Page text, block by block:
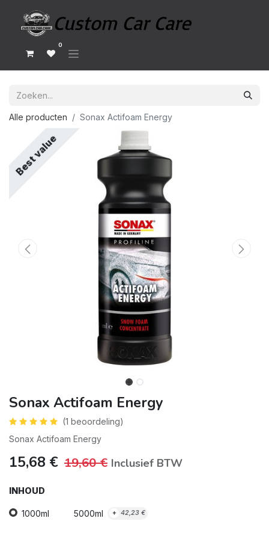
0
Alle producten Sonax Actifoam Energy
Best value
Sonax Actifoam Energy
(1 beoordeling)
Sonax Actifoam Energy
15,68 € 19,60€ Inclusief BTW
INHOUD
1000ml 5000ml + 42,23 €